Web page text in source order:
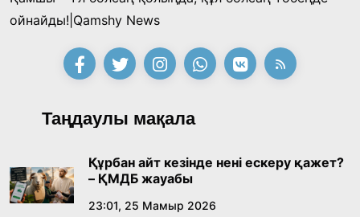
Қонаев қаласының әкімі «Славян базары»
қабылдады
16:27, 23 Шілде 2026
Қазақ тіліндегі «құт» концептісінің
лингвомәдени сипаты
09:21, 21 Шілде 2026
Абайдың адам тәрбиесі туралы
ойнайды!|Qamshy News
Таңдаулы мақала
Құрбан айт кезінде нені ескеру қажет?
– ҚМДБ жауабы
23:01, 25 Мамыр 2026